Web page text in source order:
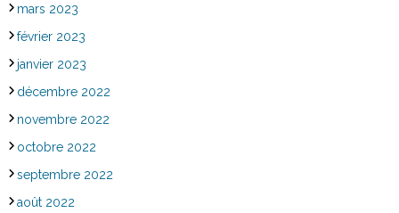
mars 2023
février 2023
janvier 2023
décembre 2022
novembre 2022
octobre 2022
septembre 2022
août 2022